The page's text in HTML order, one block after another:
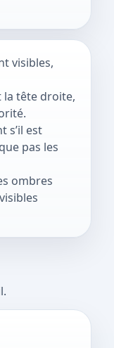
visibles,
la tête droite,
s’il est
pas les
ombres